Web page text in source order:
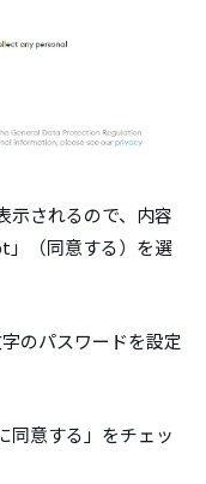
示されるので、内容
」（同意する）を選
のパスワードを設定
同意する」をチェッ